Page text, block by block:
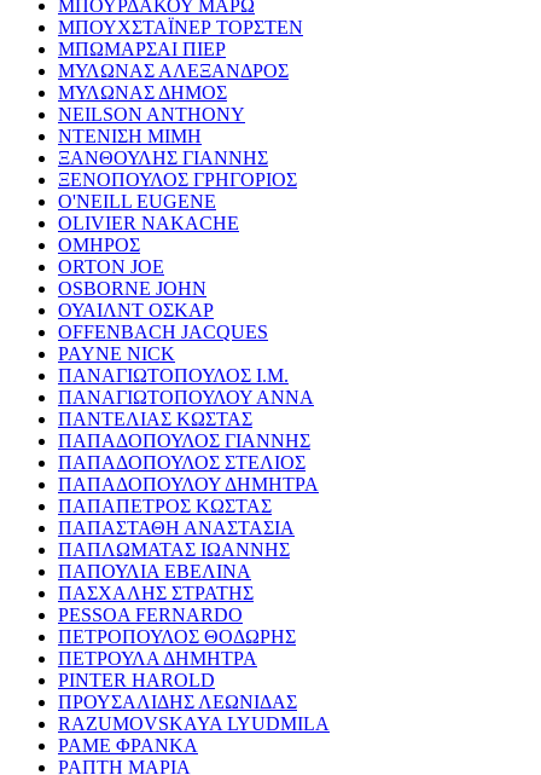
ΜΠΟΥΡΔΑΚΟΥ ΜΑΡΩ
ΜΠΟΥΧΣΤΑΪΝΕΡ ΤΟΡΣΤΕΝ
ΜΠΩΜΑΡΣΑΙ ΠΙΕΡ
ΜΥΛΩΝΑΣ ΑΛΕΞΑΝΔΡΟΣ
ΜΥΛΩΝΑΣ ΔΗΜΟΣ
NEILSON ANTHONY
ΝΤΕΝΙΣΗ ΜΙΜΗ
ΞΑΝΘΟΥΛΗΣ ΓΙΑΝΝΗΣ
ΞΕΝΟΠΟΥΛΟΣ ΓΡΗΓΟΡΙΟΣ
O'NEILL EUGENE
OLIVIER NAKACHE
ΟΜΗΡΟΣ
ORTON JOE
OSBORNE JOHN
ΟΥΑΙΛΝΤ ΟΣΚΑΡ
OFFENBACH JACQUES
PAYNE NICK
ΠΑΝΑΓΙΩΤΟΠΟΥΛΟΣ Ι.Μ.
ΠΑΝΑΓΙΩΤΟΠΟΥΛΟΥ ΑΝΝΑ
ΠΑΝΤΕΛΙΑΣ ΚΩΣΤΑΣ
ΠΑΠΑΔΟΠΟΥΛΟΣ ΓΙΑΝΝΗΣ
ΠΑΠΑΔΟΠΟΥΛΟΣ ΣΤΕΛΙΟΣ
ΠΑΠΑΔΟΠΟΥΛΟΥ ΔΗΜΗΤΡΑ
ΠΑΠΑΠΕΤΡΟΣ ΚΩΣΤΑΣ
ΠΑΠΑΣΤΑΘΗ ΑΝΑΣΤΑΣΙΑ
ΠΑΠΛΩΜΑΤΑΣ ΙΩΑΝΝΗΣ
ΠΑΠΟΥΛΙΑ ΕΒΕΛΙΝΑ
ΠΑΣΧΑΛΗΣ ΣΤΡΑΤΗΣ
PESSOA FERNARDO
ΠΕΤΡΟΠΟΥΛΟΣ ΘΟΔΩΡΗΣ
ΠΕΤΡΟΥΛΑ ΔΗΜΗΤΡΑ
PINTER HAROLD
ΠΡΟΥΣΑΛΙΔΗΣ ΛΕΩΝΙΔΑΣ
RAZUMOVSKAYA LYUDMILA
ΡΑΜΕ ΦΡΑΝΚΑ
ΡΑΠΤΗ ΜΑΡΙΑ